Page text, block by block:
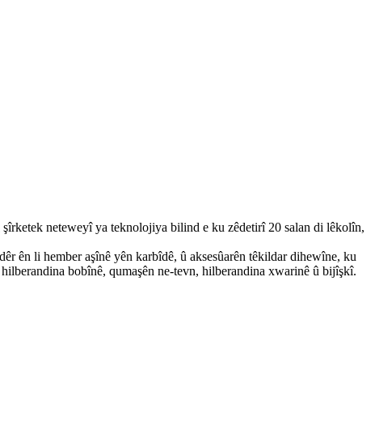
neteweyî ya teknolojiya bilind e ku zêdetirî 20 salan di lêkolîn,
ên li hember aşînê yên karbîdê, û aksesûarên têkildar dihewîne, ku
bobînê, qumaşên ne-tevn, hilberandina xwarinê û bijîşkî.